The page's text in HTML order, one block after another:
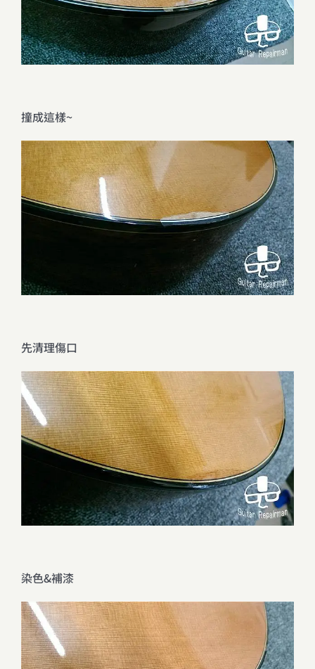
撞成這樣~
先清理傷口
染色&補漆